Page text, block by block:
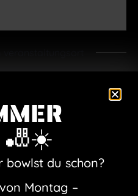
Nächste
🎳☀️
bowlst du schon?
Montag –